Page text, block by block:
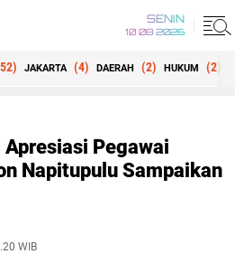
SENIN
10 08 2026
JAKARTA (4) DAERAH (2) HUKUM (2)
Apresiasi Pegawai
Napitupulu Sampaikan
WIB